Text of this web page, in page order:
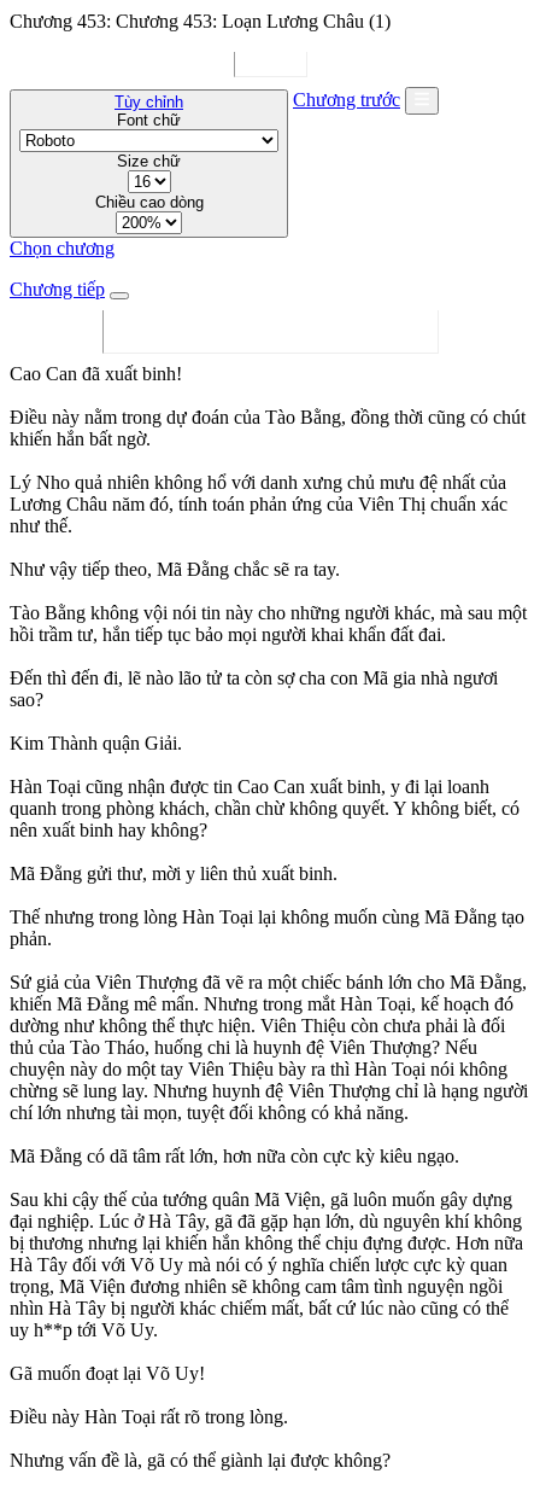
Chương 453: Chương 453: Loạn Lương Châu (1)
Tùy chỉnh
Font chữ
Size chữ
Chiều cao dòng
Chương trước
Chọn chương
Chương tiếp
Cao Can đã xuất binh!
Điều này nằm trong dự đoán của Tào Bằng, đồng thời cũng có chút
khiến hắn bất ngờ.
Lý Nho quả nhiên không hổ với danh xưng chủ mưu đệ nhất của
Lương Châu năm đó, tính toán phản ứng của Viên Thị chuẩn xác
như thế.
Như vậy tiếp theo, Mã Đằng chắc sẽ ra tay.
Tào Bằng không vội nói tin này cho những người khác, mà sau một
hồi trầm tư, hắn tiếp tục bảo mọi người khai khẩn đất đai.
Đến thì đến đi, lẽ nào lão tử ta còn sợ cha con Mã gia nhà ngươi
sao?
Kim Thành quận Giải.
Hàn Toại cũng nhận được tin Cao Can xuất binh, y đi lại loanh
quanh trong phòng khách, chần chừ không quyết. Y không biết, có
nên xuất binh hay không?
Mã Đằng gửi thư, mời y liên thủ xuất binh.
Thế nhưng trong lòng Hàn Toại lại không muốn cùng Mã Đằng tạo
phản.
Sứ giả của Viên Thượng đã vẽ ra một chiếc bánh lớn cho Mã Đằng,
khiến Mã Đằng mê mẩn. Nhưng trong mắt Hàn Toại, kế hoạch đó
dường như không thể thực hiện. Viên Thiệu còn chưa phải là đối
thủ của Tào Tháo, huống chi là huynh đệ Viên Thượng? Nếu
chuyện này do một tay Viên Thiệu bày ra thì Hàn Toại nói không
chừng sẽ lung lay. Nhưng huynh đệ Viên Thượng chỉ là hạng người
chí lớn nhưng tài mọn, tuyệt đối không có khả năng.
Mã Đằng có dã tâm rất lớn, hơn nữa còn cực kỳ kiêu ngạo.
Sau khi cậy thế của tướng quân Mã Viện, gã luôn muốn gây dựng
đại nghiệp. Lúc ở Hà Tây, gã đã gặp hạn lớn, dù nguyên khí không
bị thương nhưng lại khiến hắn không thể chịu đựng được. Hơn nữa
Hà Tây đối với Võ Uy mà nói có ý nghĩa chiến lược cực kỳ quan
trọng, Mã Viện đương nhiên sẽ không cam tâm tình nguyện ngồi
nhìn Hà Tây bị người khác chiếm mất, bất cứ lúc nào cũng có thể
uy h**p tới Võ Uy.
Gã muốn đoạt lại Võ Uy!
Điều này Hàn Toại rất rõ trong lòng.
Nhưng vấn đề là, gã có thể giành lại được không?